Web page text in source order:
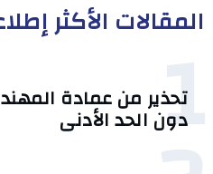
المقالات الأكثر
1
تحذير من عمادة
دون الحد الأدنى